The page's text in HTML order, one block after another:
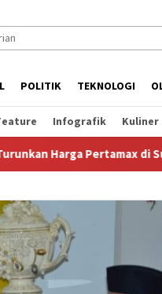
POLITIK TEKNOLOGI
Infografik Kuliner
Pertamax di Sulawesi